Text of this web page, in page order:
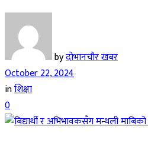
byदोभानचौर खबर
October 22, 2024
inशिक्षा
0